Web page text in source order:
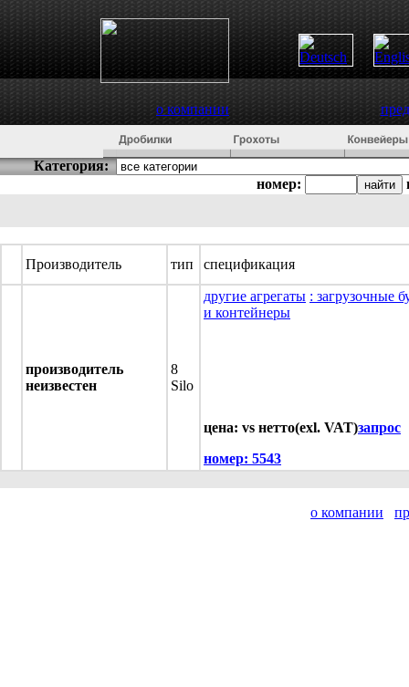
о компании
Категория:
номер:
Производитель тип спецификация
производитель
неизвестен
8
Silo
другие агрегаты : загрузочные
и контейнеры
цена: vs нетто(exl. VAT)запрос
номер: 5543
о компании